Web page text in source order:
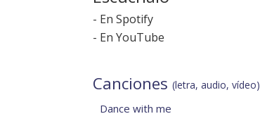
- En Spotify
- En YouTube
Canciones (letra, audio, vídeo)
Dance with me